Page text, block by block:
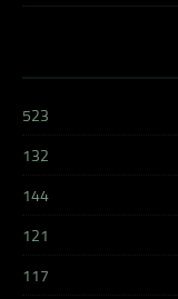
523
132
144
121
117